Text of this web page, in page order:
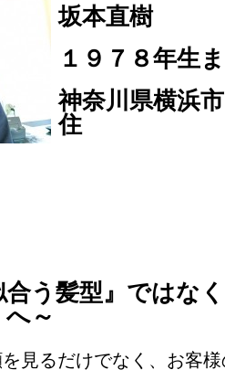
坂本直樹
１９７８年生
神奈川県横浜
住
合う髪型』ではな
～
見るだけでなく、お客